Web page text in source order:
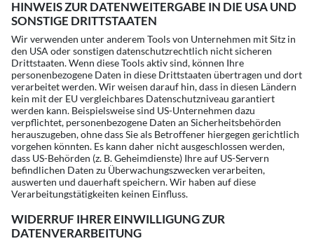
HINWEIS ZUR DATENWEITERGABE IN DIE USA UND
SONSTIGE DRITTSTAATEN
Wir verwenden unter anderem Tools von Unternehmen mit Sitz in
den USA oder sonstigen datenschutzrechtlich nicht sicheren
Drittstaaten. Wenn diese Tools aktiv sind, können Ihre
personenbezogene Daten in diese Drittstaaten übertragen und dort
verarbeitet werden. Wir weisen darauf hin, dass in diesen Ländern
kein mit der EU vergleichbares Datenschutzniveau garantiert
werden kann. Beispielsweise sind US-Unternehmen dazu
verpflichtet, personenbezogene Daten an Sicherheitsbehörden
herauszugeben, ohne dass Sie als Betroffener hiergegen gerichtlich
vorgehen könnten. Es kann daher nicht ausgeschlossen werden,
dass US-Behörden (z. B. Geheimdienste) Ihre auf US-Servern
befindlichen Daten zu Überwachungszwecken verarbeiten,
auswerten und dauerhaft speichern. Wir haben auf diese
Verarbeitungstätigkeiten keinen Einfluss.
WIDERRUF IHRER EINWILLIGUNG ZUR
DATENVERARBEITUNG